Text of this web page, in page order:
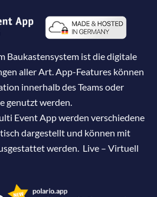
Baukastensystem ist die digitale
aller Art. App-Features können
innerhalb des Teams oder
genutzt werden.
Event App werden verschiedene
dargestellt und können mit
werden. Live – Virtuell